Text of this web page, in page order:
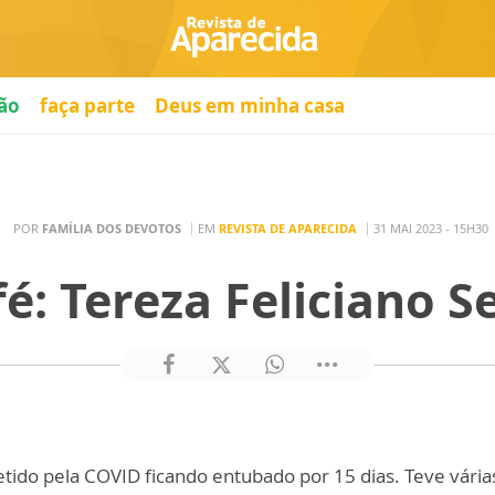
faça parte Deus em minha casa
POR FAMÍLIA DOS DEVOTOS EM REVISTA DE APARECIDA 31 MAI 2023 - 15H30
Tereza Feliciano
pela COVID ficando entubado por 15 dias. Teve